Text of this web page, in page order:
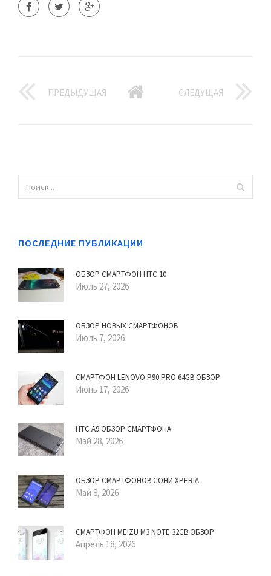
ПРЕДЫДУЩАЯ СЛЕДУЩАЯ
ПОСЛЕДНИЕ ПУБЛИКАЦИИ
ОБЗОР СМАРТФОН HTC 10
Июль 27, 2026
ОБЗОР НОВЫХ СМАРТФОНОВ
Июль 7, 2026
СМАРТФОН LENOVO P90 PRO 64GB ОБЗОР
Июнь 17, 2026
HTC A9 ОБЗОР СМАРТФОНА
Май 28, 2026
ОБЗОР СМАРТФОНОВ СОНИ XPERIA
Май 8, 2026
СМАРТФОН MEIZU M3 NOTE 32GB ОБЗОР
Апрель 18, 2026